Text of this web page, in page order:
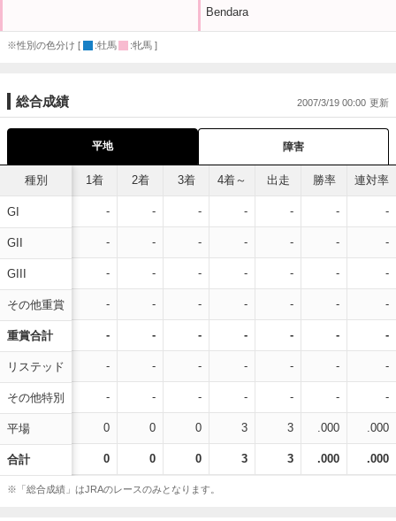
Bendara
※性別の色分け [ :牡馬 :牝馬 ]
総合成績 2007/3/19 00:00
平地 障害
種別
GI
GII
GIII
その他重賞
重賞合計
リステッド
その他特別
平場
合計
1着 2着 3着 4着～ 出走 勝率 連対率
- - - - - - -
- - - - - - -
- - - - - - -
- - - - - - -
- - - - - - -
- - - - - - -
- - - - - - -
0 0 0 3 3 .000 .000
0 0 0 3 3 .000 .000
※「総合成績」はJRAのレースのみとなります。